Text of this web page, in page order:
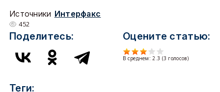
Источники Интерфакс
452
Поделитесь: Оцените статью:
В среднем:2.3 (3 голосов)
Теги: